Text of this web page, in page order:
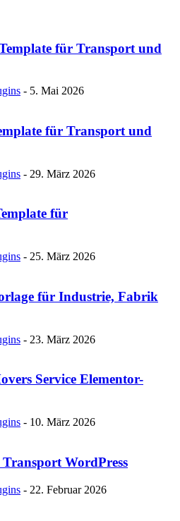
für Transport und
- 5. Mai 2026
für Transport und
- 29. März 2026
für
- 25. März 2026
für Industrie, Fabrik
- 23. März 2026
Service Elementor-
- 10. März 2026
WordPress
- 22. Februar 2026